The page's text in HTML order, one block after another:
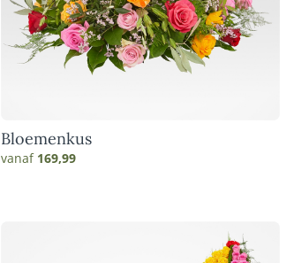
Bloemenkus
vanaf 169,99